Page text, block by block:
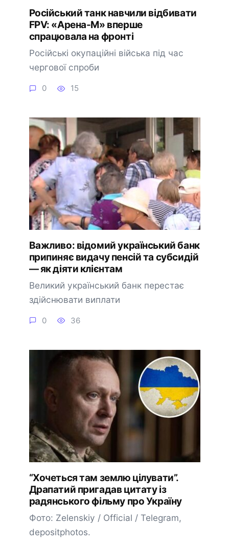
Російський танк навчили відбивати
FPV: «Арена-М» вперше
спрацювала на фронті
Російські окупаційні війська під час
чергової спроби
0 15
Важливо: відомий український банк
припиняє видачу пенсій та субсидій
— як діяти клієнтам
Великий український банк перестає
здійснювати виплати
0 36
“Хочеться там землю цілувати”.
Драпатий пригадав цитату із
радянського фільму про Україну
Фото: Zelenskiy / Official / Telegram,
depositphotos.